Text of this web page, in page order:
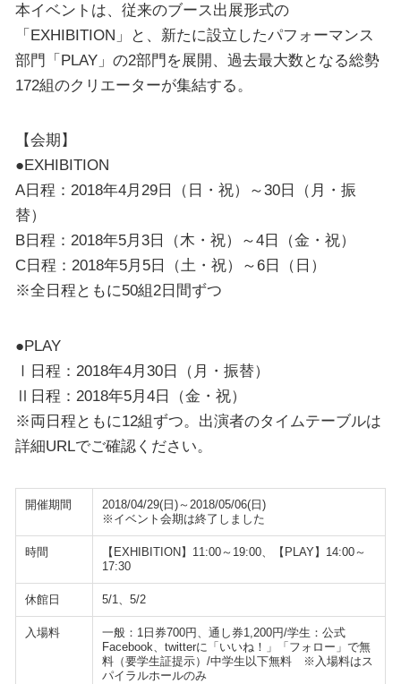
本イベントは、従来のブース出展形式の
「EXHIBITION」と、新たに設立したパフォーマンス
部門「PLAY」の2部門を展開、過去最大数となる総勢
172組のクリエーターが集結する。
【会期】
●EXHIBITION
A日程：2018年4月29日（日・祝）～30日（月・振
替）
B日程：2018年5月3日（木・祝）～4日（金・祝）
C日程：2018年5月5日（土・祝）～6日（日）
※全日程ともに50組2日間ずつ
●PLAY
Ⅰ日程：2018年4月30日（月・振替）
Ⅱ日程：2018年5月4日（金・祝）
※両日程ともに12組ずつ。出演者のタイムテーブルは
詳細URLでご確認ください。
開催期間
2018/04/29(日)～2018/05/06(日)
※イベント会期は終了しました
時間
【EXHIBITION】11:00～19:00、【PLAY】14:00～
17:30
休館日 5/1、5/2
入場料
一般：1日券700円、通し券1,200円/学生：公式
Facebook、twitterに「いいね！」「フォロー」で無
料（要学生証提示）/中学生以下無料 ※入場料はス
パイラルホールのみ